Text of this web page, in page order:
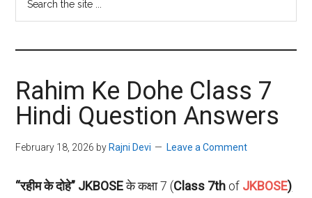
Rahim Ke Dohe Class 7
Hindi Question Answers
February 18, 2026 by Rajni Devi Leave a Comment
“रहीम के दोहे” JKBOSEके कक्षा 7 (Class 7th of JKBOSE)